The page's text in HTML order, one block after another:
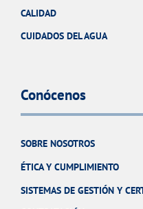
CALIDAD
CUIDADOS DEL AGUA
Conócenos
SOBRE NOSOTROS
ÉTICA Y CUMPLIMIENTO
SISTEMAS DE GESTIÓN Y